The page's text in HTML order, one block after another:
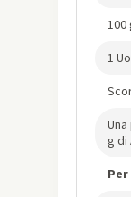
100
1
g di